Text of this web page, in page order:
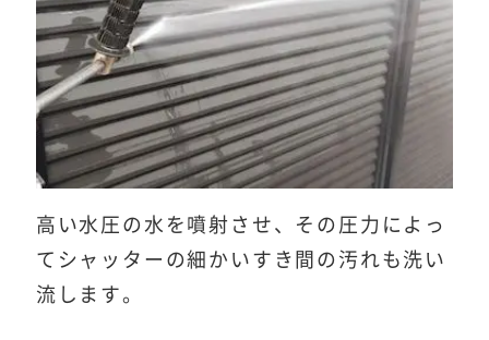
高い水圧の水を噴射させ、その圧力によっ
てシャッターの細かいすき間の汚れも洗い
流します。